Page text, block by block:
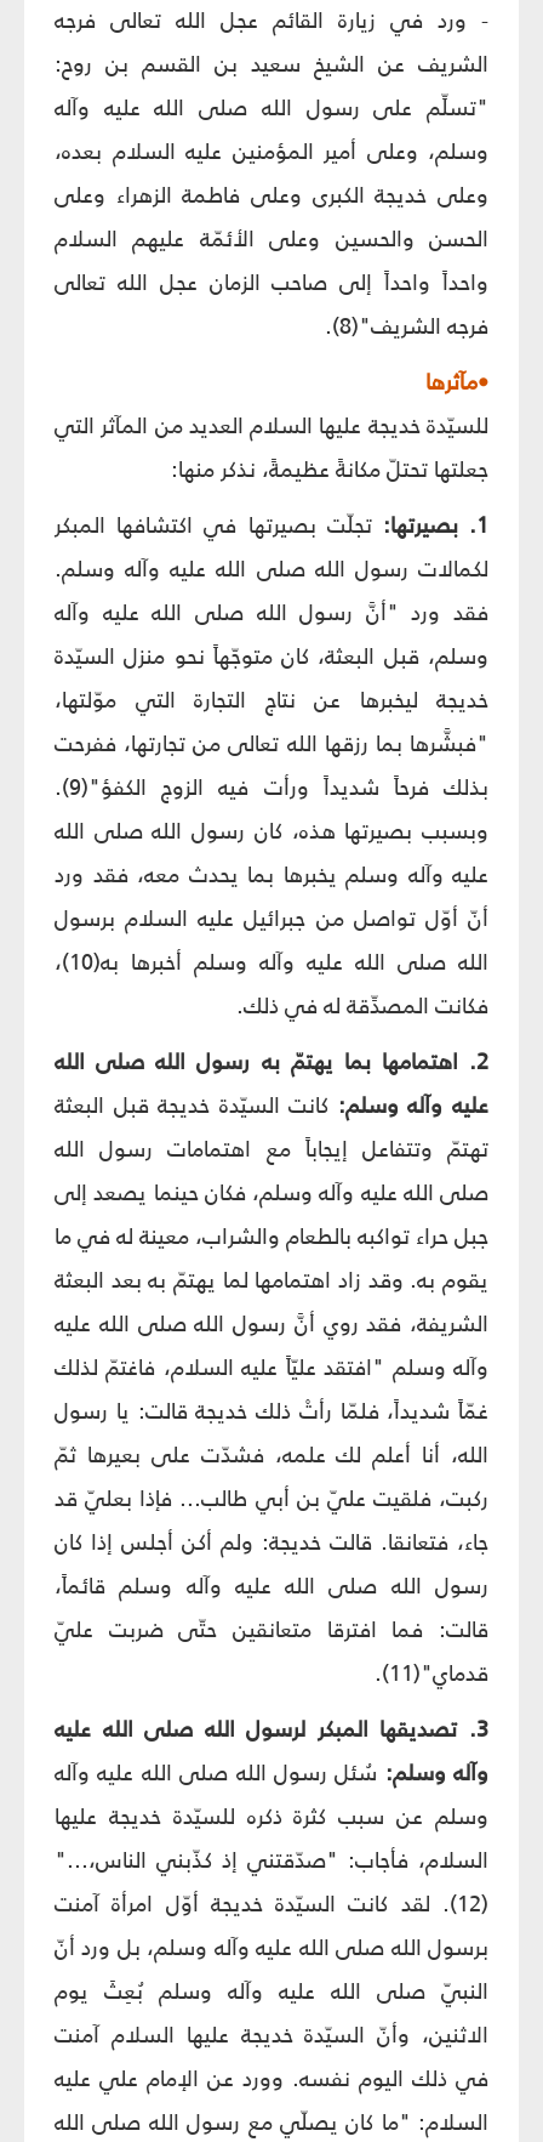
- ورد في زيارة القائم عجل الله تعالى فرجه
الشريف عن الشيخ سعيد بن القسم بن روح:
"تسلِّم على رسول الله صلى الله عليه وآله
وسلم، وعلى أمير المؤمنين عليه السلام بعده،
وعلى خديجة الكبرى وعلى فاطمة الزهراء وعلى
الحسن والحسين وعلى الأئمّة عليهم السلام
واحداً واحداً إلى صاحب الزمان عجل الله تعالى
فرجه الشريف"(8).
•مآثرها
للسيّدة خديجة عليها السلام العديد من المآثر التي
جعلتها تحتلّ مكانةً عظيمةً، نذكر منها:
1. بصيرتها:
تجلّت بصيرتها في اكتشافها المبكر
لكمالات رسول الله صلى الله عليه وآله وسلم.
فقد ورد "أنَّ رسول الله صلى الله عليه وآله
وسلم، قبل البعثة، كان متوجّهاً نحو منزل السيّدة
خديجة ليخبرها عن نتاج التجارة التي موّلتها،
"فبشَّرها بما رزقها الله تعالى من تجارتها، ففرحت
بذلك فرحاً شديداً ورأت فيه الزوج الكفؤ"(9).
وبسبب بصيرتها هذه، كان رسول الله صلى الله
عليه وآله وسلم يخبرها بما يحدث معه، فقد ورد
أنّ أوّل تواصل من جبرائيل عليه السلام برسول
الله صلى الله عليه وآله وسلم أخبرها به(10)،
فكانت المصدِّقة له في ذلك.
2. اهتمامها بما يهتمّ به رسول الله صلى الله
عليه وآله وسلم: كانت السيّدة خديجة قبل البعثة
تهتمّ وتتفاعل إيجاباً مع اهتمامات رسول الله
صلى الله عليه وآله وسلم، فكان حينما يصعد إلى
جبل حراء تواكبه بالطعام والشراب، معينة له في ما
يقوم به. وقد زاد اهتمامها لما يهتمّ به بعد البعثة
الشريفة، فقد روي أنَّ رسول الله صلى الله عليه
وآله وسلم "افتقد عليّاً عليه السلام، فاغتمّ لذلك
غمّاً شديداً، فلمّا رأتْ ذلك خديجة قالت: يا رسول
الله، أنا أعلم لك علمه، فشدّت على بعيرها ثمّ
ركبت، فلقيت عليّ بن أبي طالب... فإذا بعليّ قد
جاء، فتعانقا. قالت خديجة: ولم أكن أجلس إذا كان
رسول الله صلى الله عليه وآله وسلم قائماً،
قالت: فما افترقا متعانقين حتّى ضربت عليّ
قدماي"(11).
3. تصديقها المبكر لرسول الله صلى الله عليه
وآله وسلم: سُئل رسول الله صلى الله عليه وآله
وسلم عن سبب كثرة ذكره للسيّدة خديجة عليها
السلام، فأجاب: "صدّقتني إذ كذّبني الناس،..."
(12). لقد كانت السيّدة خديجة أوّل امرأة آمنت
برسول الله صلى الله عليه وآله وسلم، بل ورد أنّ
النبيّ صلى الله عليه وآله وسلم بُعِثَ يوم
الاثنين، وأنّ السيّدة خديجة عليها السلام آمنت
في ذلك اليوم نفسه. وورد عن الإمام علي عليه
السلام: "ما كان يصلّي مع رسول الله صلى الله